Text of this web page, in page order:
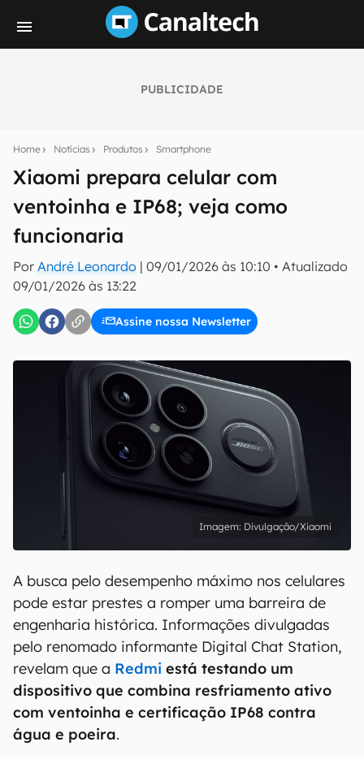
PUBLICIDADE
Home Notícias Produtos Smartphone
Xiaomi prepara celular com
ventoinha e IP68; veja como
funcionaria
Por André Leonardo | 09/01/2026 às 10:10 • Atualizado
09/01/2026 às 13:22
Assine nossa Newsletter
notícias e reviews sobre tecnologia em primeira
E-mail
inscreva-se
Confirmo que li, aceito e concordo com os Termos de
Uso e Política de Privacidade do Canaltech.
Divulgação/Xiaomi
A busca pelo desempenho máximo nos celulares
pode estar prestes a romper uma barreira de
engenharia histórica. Informações divulgadas
pelo renomado informante Digital Chat Station,
revelam que a Redmi está testando um
dispositivo que combina resfriamento ativo
com ventoinha e certificação IP68 contra
água e poeira.